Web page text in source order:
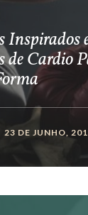
Inspirados
de Cardio
23 DE JUNHO,